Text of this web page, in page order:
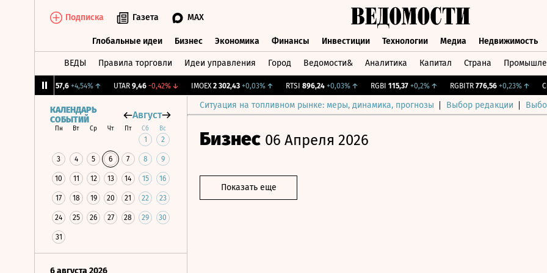
Подписка Газета MAX
Глобальные идеи Бизнес Экономика Финансы Инвестиции Технологии Медиа Недвижимость
ВЕДЫ Правила торговли Идеи управления Город Ведомости& Аналитика Капитал Страна
57,6 +4,54%↑ UTAR 9,46 -0,42%↓ IMOEX 2 302,43 +0,03%↑ RTSI 896,24 +0,03%↑ RGBI 115,37 +0,2%↑ RGBITR 776,56 +0,23%↑
Ситуация на топливном рынке: меры, динамика, прогнозы Выбор редакции
КАЛЕНДАРЬ
СОБЫТИЙ
Август
Пн Вт Ср Чт Пт Сб Вс
1 2
3 4 5 6 7 8 9
10 11 12 13 14 15 16
17 18 19 20 21 22 23
24 25 26 27 28 29 30
31
6 августа 2026
Бизнес 06 Апреля 2026
Показать еще